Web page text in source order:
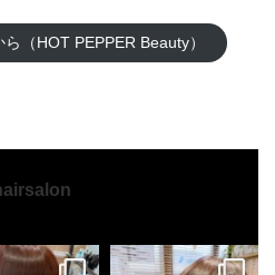
（HOT PEPPER Beauty）